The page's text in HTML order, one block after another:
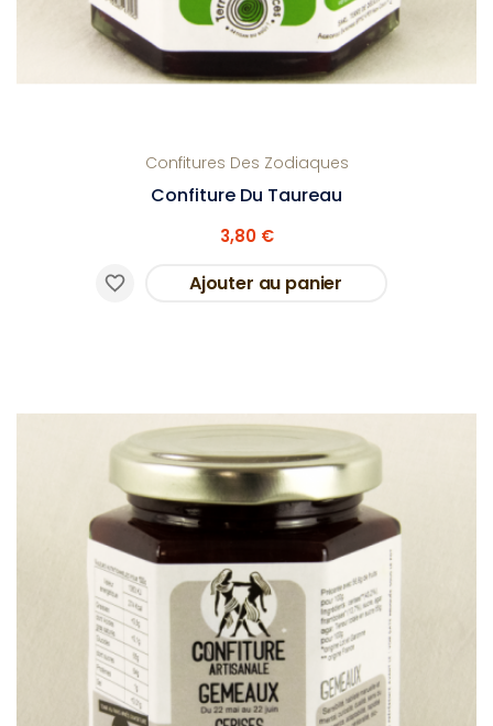
Confitures Des Zodiaques
Confiture Du Taureau
3,80 €
Ajouter au panier